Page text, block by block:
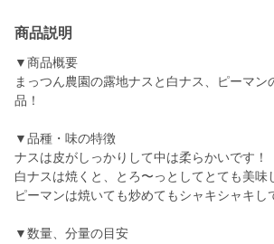
商品説明
▼商品概要
まっつん農園の露地ナスと白ナス、ピーマン
品！
▼品種・味の特徴
ナスは皮がしっかりして中は柔らかいです！
白ナスは焼くと、とろ〜っとしてとても美味
ピーマンは焼いても炒めてもシャキシャキし
▼数量、分量の目安